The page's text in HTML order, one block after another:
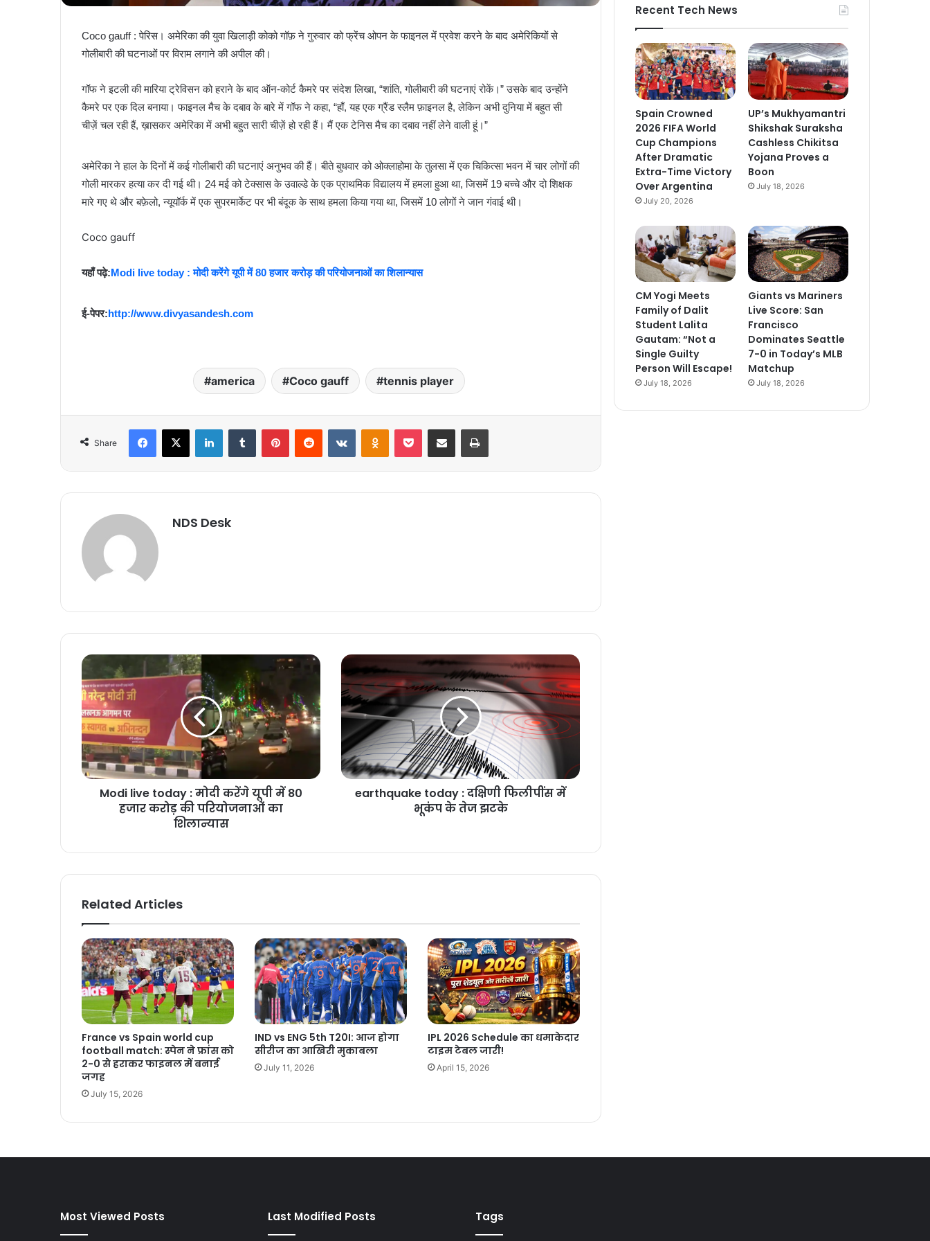
Coco gauff : पेरिस। अमेरिका की युवा खिलाड़ी कोको गॉफ़ ने गुरुवार को फ्रेंच ओपन के फाइनल में प्रवेश करने के बाद अमेरिकियों से
गोलीबारी की घटनाओं पर विराम लगाने की अपील की।
गॉफ ने इटली की मारिया ट्रेविसन को हराने के बाद ऑन-कोर्ट कैमरे पर संदेश लिखा, “शांति, गोलीबारी की घटनाएं रोकें।” उसके बाद उन्होंने
कैमरे पर एक दिल बनाया। फाइनल मैच के दबाव के बारे में गॉफ ने कहा, “हाँ, यह एक ग्रैंड स्लैम फ़ाइनल है, लेकिन अभी दुनिया में बहुत सी
चीज़ें चल रही हैं, ख़ासकर अमेरिका में अभी बहुत सारी चीज़ें हो रही हैं। मैं एक टेनिस मैच का दबाव नहीं लेने वाली हूं।”
अमेरिका ने हाल के दिनों में कई गोलीबारी की घटनाएं अनुभव की हैं। बीते बुधवार को ओक्लाहोमा के तुलसा में एक चिकित्सा भवन में चार लोगों की
गोली मारकर हत्या कर दी गई थी। 24 मई को टेक्सास के उवाल्डे के एक प्राथमिक विद्यालय में हमला हुआ था, जिसमें 19 बच्चे और दो शिक्षक
मारे गए थे और बफ़ेलो, न्यूयॉर्क में एक सुपरमार्केट पर भी बंदूक के साथ हमला किया गया था, जिसमें 10 लोगों ने जान गंवाई थी।
Coco gauff
यहाँ पढ़े:Modi live today : मोदी करेंगे यूपी में 80 हजार करोड़ की परियोजनाओं का शिलान्यास
ई-पेपर:http://www.divyasandesh.com
america Coco gauff tennis player
Share
NDS Desk
Modi live today : मोदी करेंगे यूपी में 80
हजार करोड़ की परियोजनाओं का
शिलान्यास
earthquake today : दक्षिणी फिलीपींस में
भूकंप के तेज झटके
Related Articles
France vs Spain world cup
football match: स्पेन ने फ्रांस को
2-0 से हराकर फाइनल में बनाई
जगह
July 15, 2026
IND vs ENG 5th T20I: आज होगा
सीरीज का आखिरी मुकाबला
July 11, 2026
IPL 2026 Schedule का धमाकेदार
टाइम टेबल जारी!
April 15, 2026
Recent Tech News
Spain Crowned
2026 FIFA World
Cup Champions
After Dramatic
Extra-Time Victory
Over Argentina
July 20, 2026
UP’s Mukhyamantri
Shikshak Suraksha
Cashless Chikitsa
Yojana Proves a
Boon
July 18, 2026
CM Yogi Meets
Family of Dalit
Student Lalita
Gautam: “Not a
Single Guilty
Person Will Escape!
July 18, 2026
Giants vs Mariners
Live Score: San
Francisco
Dominates Seattle
7-0 in Today’s MLB
Matchup
July 18, 2026
Most Viewed Posts Last Modified Posts Tags